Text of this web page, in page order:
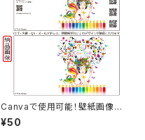
Canvaで使用可能！壁紙画像素
材 クリア
¥50